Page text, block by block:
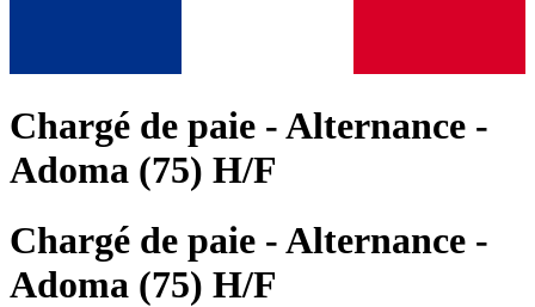
Chargé de paie - Alternance -
Adoma (75) H/F
Chargé de paie - Alternance -
Adoma (75) H/F